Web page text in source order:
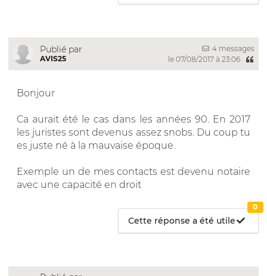
Publié par
AVIS25
4 messages
le 07/08/2017 à 23:06
Bonjour
Ca aurait été le cas dans les années 90. En 2017
les juristes sont devenus assez snobs. Du coup tu
es juste né à la mauvaise époque.
Exemple un de mes contacts est devenu notaire
avec une capacité en droit
Cette réponse a été utile
0